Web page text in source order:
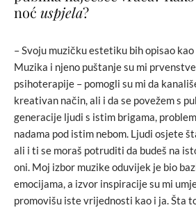
noć uspjela?
– Svoju muzičku estetiku bih opisao kao
Muzika i njeno puštanje su mi
psihoterapije – pomogli su mi da
kreativan način, ali i da se povežem s
generacije ljudi s istim brigama,
nadama pod istim nebom. Ljudi osjete
ali i ti se moraš potruditi da budeš na
oni. Moj izbor muzike oduvijek je bio
emocijama, a izvor inspiracije su mi
promovišu iste vrijednosti kao i ja. Šta